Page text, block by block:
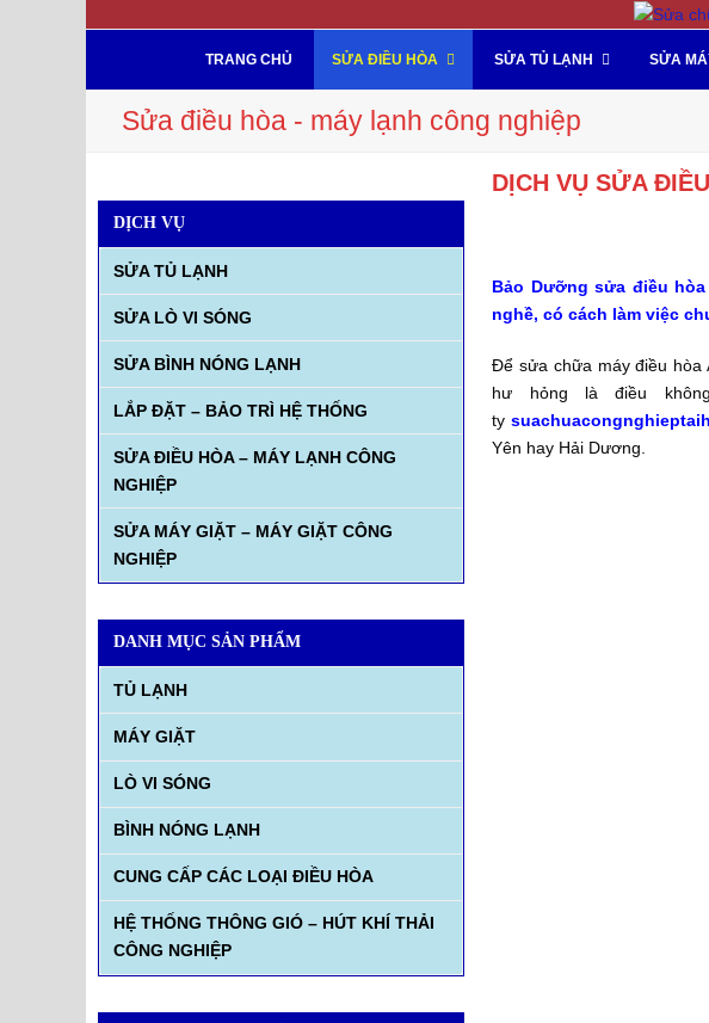
TRANG CHỦ SỬA ĐIỀU HÒA SỬA TỦ LẠNH SỬA
Sửa điều hòa - máy lạnh công nghiệp
DỊCH VỤ SỬA
Bảo Dưỡng sửa điều
nghề, có cách làm việc
Để sửa chữa máy điều hòa
hư hỏng là điều
ty
Yên hay Hải Dương.
DỊCH VỤ
SỬA TỦ LẠNH
SỬA LÒ VI SÓNG
SỬA BÌNH NÓNG LẠNH
LẮP ĐẶT – BẢO TRÌ HỆ THỐNG
SỬA ĐIỀU HÒA – MÁY LẠNH CÔNG
NGHIỆP
SỬA MÁY GIẶT – MÁY GIẶT CÔNG
NGHIỆP
DANH MỤC SẢN PHẨM
TỦ LẠNH
MÁY GIẶT
LÒ VI SÓNG
BÌNH NÓNG LẠNH
CUNG CẤP CÁC LOẠI ĐIỀU HÒA
HỆ THỐNG THÔNG GIÓ – HÚT KHÍ THẢI
CÔNG NGHIỆP